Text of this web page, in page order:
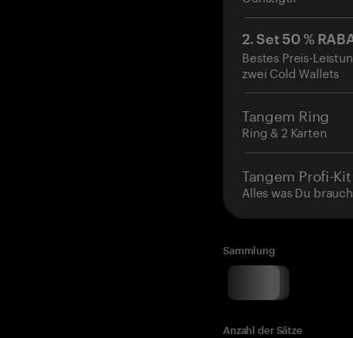
2. Set 50 %
Bestes Preis-
zwei Cold Wallets
Tangem Ring
Ring & 2 Karten
Tangem Profi-Kit
Alles was Du
Sammlung
Anzahl der Sätze